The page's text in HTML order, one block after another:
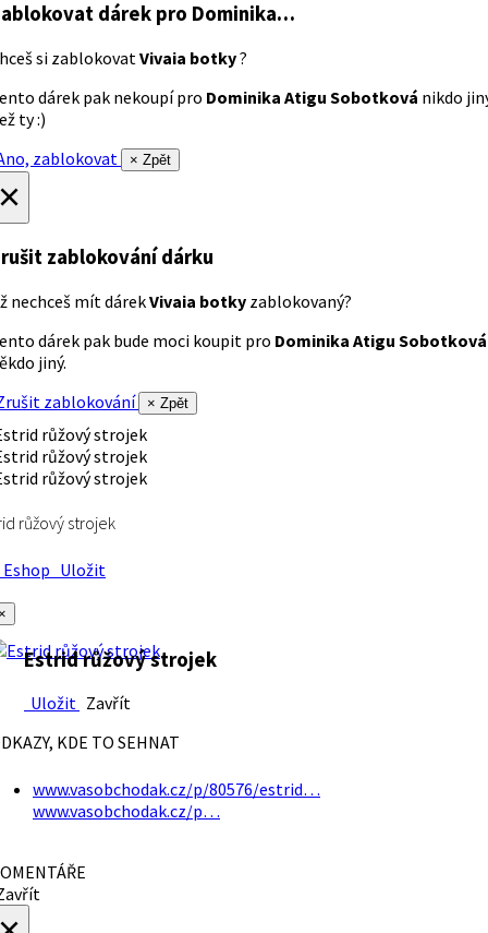
dárek pro Dominika…
si zablokovatVivaia botky?
dárek pak nekoupí pro Dominika Atigu Sobotková nikdo
ty :)
zablokovat
× Zpět
zablokování dárku
nechceš mít dárekVivaia botky zablokovaný?
dárek pak bude moci koupit pro Dominika Atigu Sobotková
jiný.
zablokování
× Zpět
růžový strojek
Uložit
Estrid růžový strojek
Uložit Zavřít
KDE TO SEHNAT
www.vasobchodak.cz/p/80576/estrid…
www.vasobchodak.cz/p…